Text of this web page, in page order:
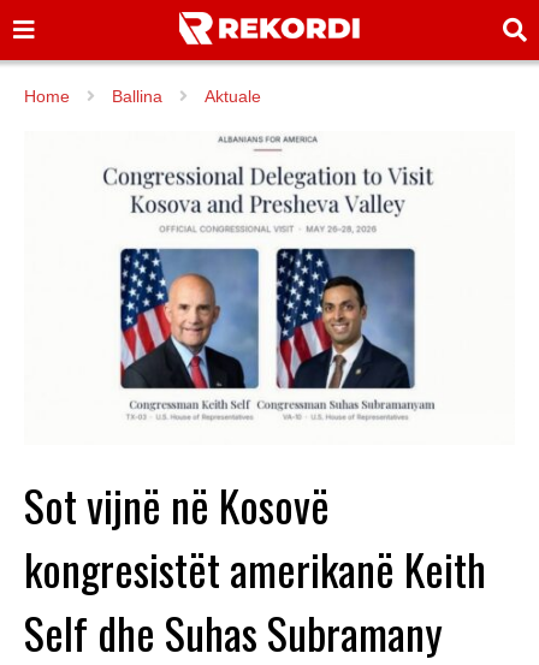
Home Ballina Aktuale
Sot vijnë në Kosovë
kongresistët amerikanë Keith
Self dhe Suhas Subramany